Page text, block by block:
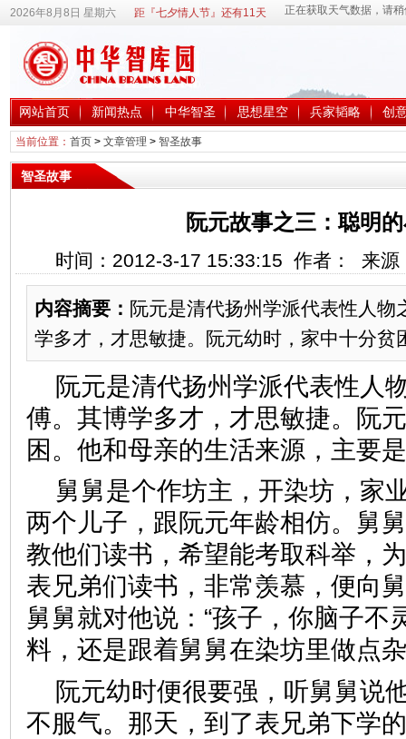
2026年8月8日 星期六 距『七夕情人节』还有11天
网站首页 新闻热点 中华智圣 思想星空 兵家韬略 创
当前位置： 首页> 文章管理 > 智圣故事
智圣故事
阮元故事之三：聪明
时间：2012-3-17 15:33:15 作者： 来
内容摘要： 阮元是清代扬州学派代表性人物
学多才，才思敏捷。阮元幼时，家中十分贫
阮元是清代扬州学派代表性人
傅。其博学多才，才思敏捷。阮
困。他和母亲的生活来源，主要
舅舅是个作坊主，开染坊，家
两个儿子，跟阮元年龄相仿。舅
教他们读书，希望能考取科举，
表兄弟们读书，非常羡慕，便向
舅舅就对他说：“孩子，你脑子不
料，还是跟着舅舅在染坊里做点
阮元幼时便很要强，听舅舅说
不服气。那天，到了表兄弟下学